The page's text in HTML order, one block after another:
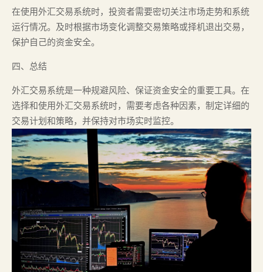
在使用外汇交易系统时，投资者需要密切关注市场走势和系统
运行情况。及时根据市场变化调整交易策略或择机退出交易，
保护自己的资金安全。
四、总结
外汇交易系统是一种规避风险、保证资金安全的重要工具。在
选择和使用外汇交易系统时，需要考虑各种因素，制定详细的
交易计划和策略，并保持对市场实时监控。